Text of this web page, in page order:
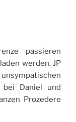
passieren
werden. JP
bei Daniel und
Prozedere